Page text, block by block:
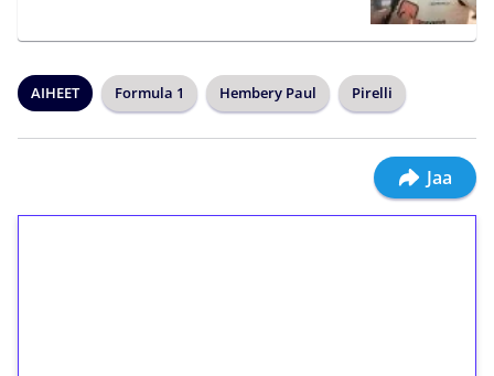
AIHEET Formula 1 Hembery Paul Pirelli
Jaa